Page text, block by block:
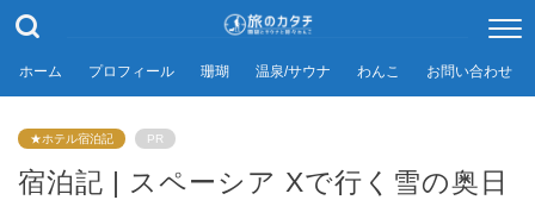
ホーム プロフィール 珊瑚 温泉/サウナ わんこ お問い合わせ
★ホテル宿泊記 PR
宿泊記 | スペーシア Xで行く雪の奥日